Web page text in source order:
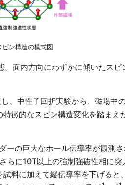
ン構造の模式図
面内方向にわずかに傾いたス
、中性子回折実験から、磁場中
徴的なスピン構造変化を踏ま
ーの巨大なホール伝導率が観測
に10T以上の強制強磁性相に
料に加えて縦伝導率を下げると